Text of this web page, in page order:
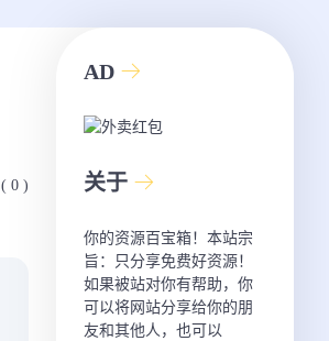
( 0 )
AD
关于
你的资源百宝箱！本站宗
旨：只分享免费好资源！
如果被站对你有帮助，你
可以将网站分享给你的朋
友和其他人，也可以